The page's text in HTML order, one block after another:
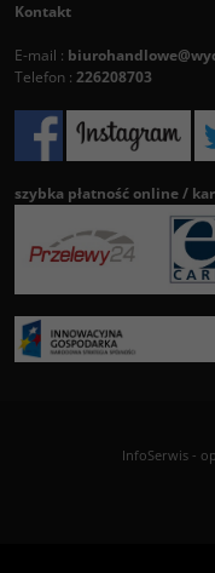
Kontakt
E-mail :
Telefon : 226208703
szybka płatność online /
InfoSerwis-